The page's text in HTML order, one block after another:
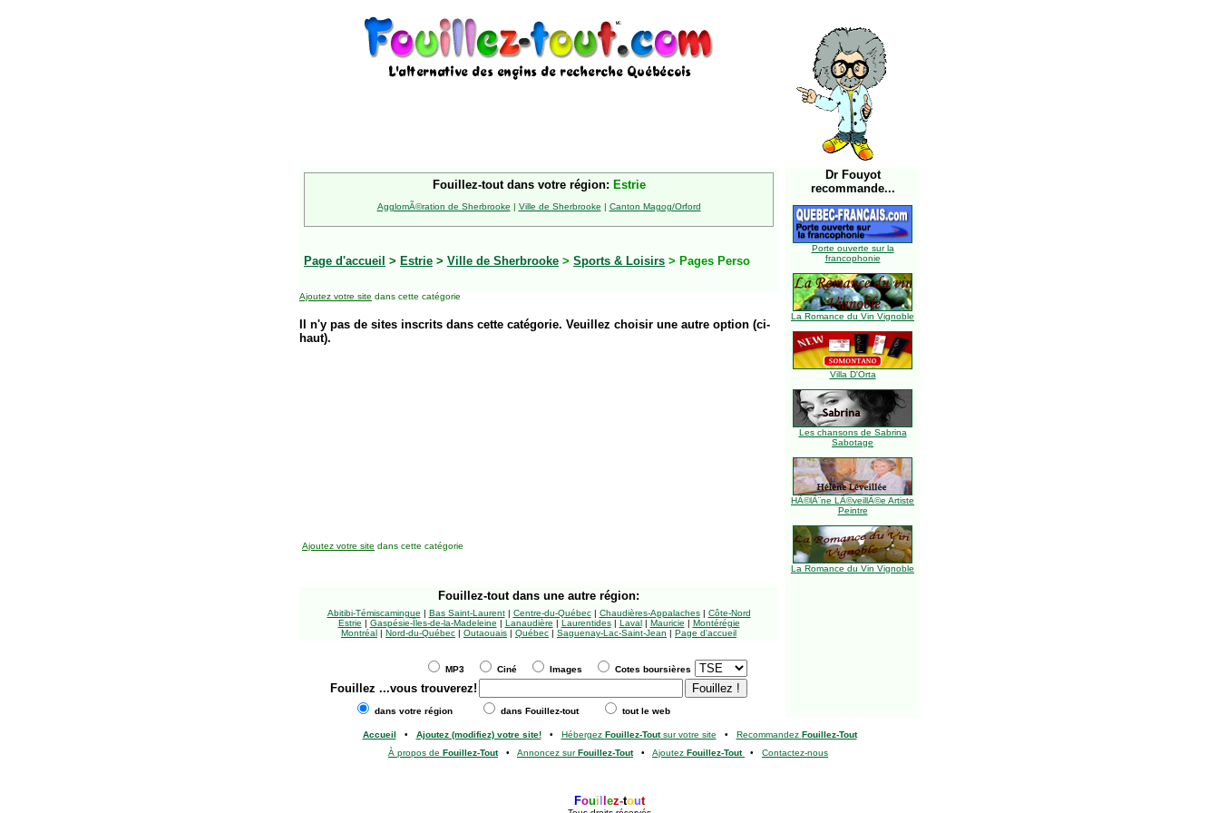
Fouillez-tout dans votre région: Estrie
AgglomÃ©ration de Sherbrooke | Ville de Sherbrooke | Canton Magog/Orford
Page d'accueil > Estrie > Ville de Sherbrooke > Sports & Loisirs > Pages Perso
Ajoutez votre site dans cette catégorie
Il n'y pas de sites inscrits dans cette catégorie. Veuillez choisir une autre option (ci-
haut).
Dr Fouyot
recommande...
Porte ouverte sur la
francophonie
La Romance du Vin Vignoble
Villa D'Orta
Les chansons de Sabrina
Sabotage
HÃ©lÃ¨ne LÃ©veillÃ©e Artiste
Peintre
La Romance du Vin Vignoble
Ajoutez votre site dans cette catégorie
Fouillez-tout dans une autre région:
Abitibi-Témiscamingue | Bas Saint-Laurent| Centre-du-Québec| Chaudières-Appalaches| Côte-Nord
Estrie | Gaspésie-Îles-de-la-Madeleine | Lanaudière | Laurentides| Laval| Mauricie | Montérégie
Montréal | Nord-du-Québec | Outaouais | Québec | Saguenay-Lac-Saint-Jean | Page d'accueil
MP3 Ciné Images Cotes boursières
Fouillez ...vous trouverez!
dans votre région dans Fouillez-tout tout le web
Accueil • Ajoutez (modifiez) votre site!• Hébergez Fouillez-Toutsur votre site • Recommandez Fouillez-Tout
À propos de Fouillez-Tout• Annoncez surFouillez-Tout• Ajoutez Fouillez-Tout • Contactez-nous
Foui ez-tout